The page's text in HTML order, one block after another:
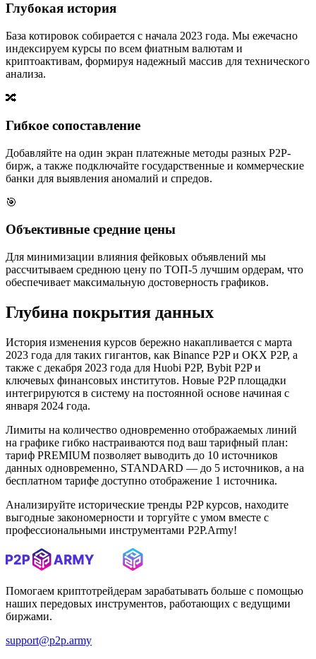
Глубокая история
База котировок собирается с начала 2023 года. Мы ежечасно
индексируем курсы по всем фиатным валютам и
криптоактивам, формируя надежный массив для технического
анализа.
🔀
Гибкое сопоставление
Добавляйте на один экран платежные методы разных P2P-
бирж, а также подключайте государственные и коммерческие
банки для выявления аномалий и спредов.
🎯
Объективные средние цены
Для минимизации влияния фейковых объявлений мы
рассчитываем среднюю цену по ТОП-5 лучшим ордерам, что
обеспечивает максимальную достоверность графиков.
Глубина покрытия данных
История изменения курсов бережно накапливается с марта
2023 года для таких гигантов, как Binance P2P и OKX P2P, а
также с декабря 2023 года для Huobi P2P, Bybit P2P и
ключевых финансовых институтов. Новые P2P площадки
интегрируются в систему на постоянной основе начиная с
января 2024 года.
Лимиты на количество одновременно отображаемых линий
на графике гибко настраиваются под ваш тарифный план:
тариф PREMIUM позволяет выводить до 10 источников
данных одновременно, STANDARD — до 5 источников, а на
бесплатном тарифе доступно отображение 1 источника.
Анализируйте исторические тренды P2P курсов, находите
выгодные закономерности и торгуйте с умом вместе с
профессиональными инструментами P2P.Army!
Помогаем криптотрейдерам зарабатывать больше с помощью
наших передовых инструментов, работающих с ведущими
биржами.
support@p2p.army